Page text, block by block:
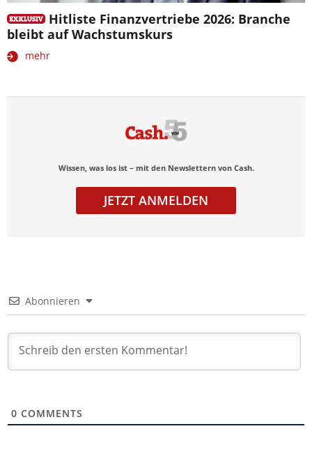
Hitliste Finanzvertriebe 2026: Branche
bleibt auf Wachstumskurs
mehr
Wissen, was los ist – mit den Newslettern von Cash.
JETZT ANMELDEN
Abonnieren
0 COMMENTS